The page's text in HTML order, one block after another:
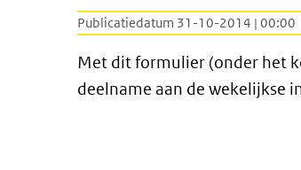
Publicatiedatum 31-10-2014 | 00:00
Met dit formulier (onder het
deelname aan de wekelijkse